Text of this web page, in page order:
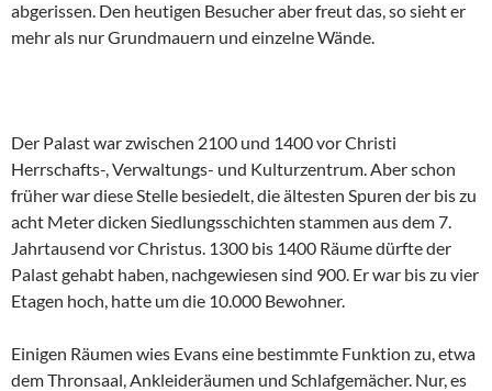
abgerissen. Den heutigen Besucher aber freut das, so sieht er
mehr als nur Grundmauern und einzelne Wände.
Der Palast war zwischen 2100 und 1400 vor Christi
Herrschafts-, Verwaltungs- und Kulturzentrum. Aber schon
früher war diese Stelle besiedelt, die ältesten Spuren der bis zu
acht Meter dicken Siedlungsschichten stammen aus dem 7.
Jahrtausend vor Christus. 1300 bis 1400 Räume dürfte der
Palast gehabt haben, nachgewiesen sind 900. Er war bis zu vier
Etagen hoch, hatte um die 10.000 Bewohner.
Einigen Räumen wies Evans eine bestimmte Funktion zu, etwa
dem Thronsaal, Ankleideräumen und Schlafgemächer. Nur, es